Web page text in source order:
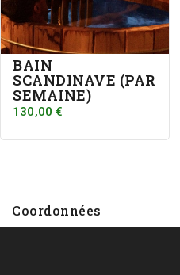
BAIN
SCANDINAVE (PAR
SEMAINE)
130,00 €
Coordonnées